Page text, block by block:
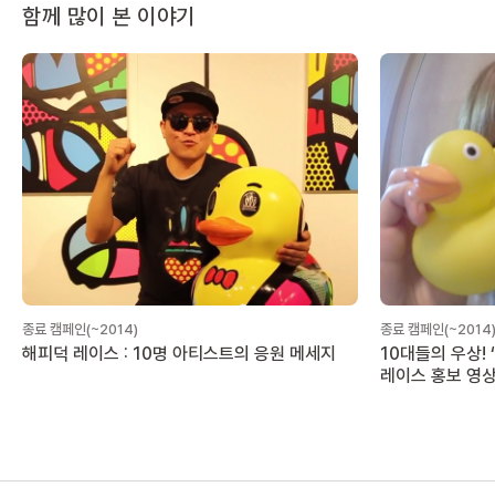
함께 많이 본 이야기
종료 캠페인(~2014)
해피덕 레이스 : 10명 아티스트의 응원 메세지
종료 캠페인(~2014)
10대들의 우상!
레이스 홍보 영